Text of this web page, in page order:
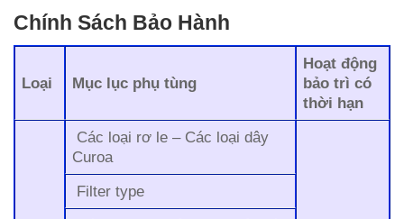
Chính Sách Bảo Hành
Loại Mục lục phụ tùng
Hoạt động
bảo trì có
thời hạn
Các loại rơ le – Các loại dây
Curoa
Filter type